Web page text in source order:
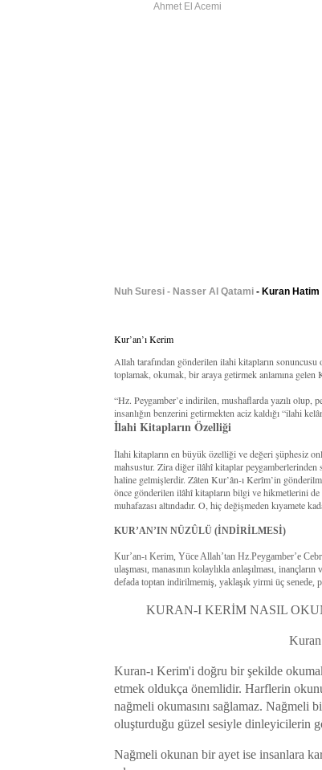
Ahmet El Acemi
Nuh Suresi - Nasser Al Qatami - Kuran Hatim
Kur’an’ı Kerim
Allah tarafından gönderilen ilahi kitapların
toplamak, okumak, bir araya getirmek anlamına
“Hz. Peygamber’e indirilen, mushaflarda yazılı olup,
insanlığın benzerini getirmekten aciz kaldığı “ilahi
İlahi Kitapların Özelliği
İlahi kitapların en büyük özelliği ve değeri şüphesiz
mahsustur. Zira diğer ilâhî kitaplar peygamberlerinden
haline gelmişlerdir. Zâten Kur’ân-ı Kerîm’in
önce gönderilen ilâhî kitapların bilgi ve hikmetlerini
muhafazası altındadır. O, hiç değişmeden kıyamete
KUR’AN’IN NÜZÛLÜ (İNDİRİLMESİ)
Kur’an-ı Kerim, Yüce Allah’tan Hz.Peygamber’e
ulaşması, manasının kolaylıkla anlaşılması,
defada toptan indirilmemiş, yaklaşık yirmi üç senede,
KURAN-I KERİM NASIL
Kuran-ı Kerim'i doğru bir şekilde
etmek oldukça önemlidir. Harflerin
nağmeli okumasını sağlamaz.
oluşturduğu güzel sesiyle dinleyicilerin
Nağmeli okunan bir ayet ise insanlara